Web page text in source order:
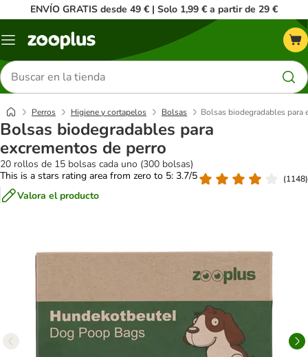
ENVÍO GRATIS desde 49 € | Solo 1,99 € a partir de 29 €
Menú
Buscar
productos
Perros Higiene y cortapelos Bolsas Bolsas biodegradables para
Bolsas biodegradables para
excrementos de perro
20 rollos de 15 bolsas cada uno (300 bolsas)
This is a stars rating area from zero to 5: 3.7/5
(1148)
Valora el producto